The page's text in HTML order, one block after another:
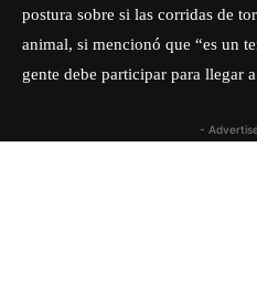
postura sobre si las corridas de
animal, si mencionó que “es un
gente debe participar para llegar
-